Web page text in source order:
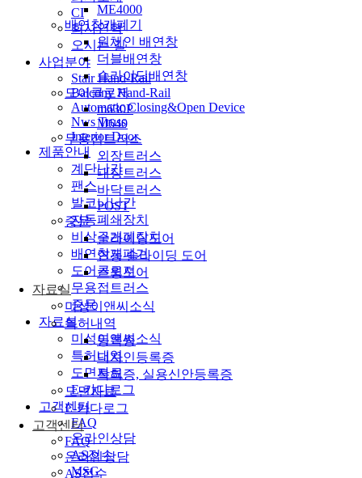
ME4000
배연창개폐기
원체인 배연창
더블배연창
슬라이딩배연창
도어클로저
m630P
M640
무용접트러스
외장트러스
내장트러스
바닥트러스
POST
중문
슬라이딩도어
연동 슬라이딩 도어
스윙도어
자료실
미성이앤씨소식
특허내역
등록증
디자인등록증
특허증, 실용신안등록증
도면자료
E-카다로그
고객센터
FAQ
온라인상담
AS접수
CI
회사연혁
오시는 길
사업분야
Stair Hand-Rail
Balcony Hand-Rail
Automatic Closing&Open Device
Nws Truss
Interior Door
제품안내
계단난간
팬스
발코니난간
자동폐쇄장치
비상구개폐장치
배연창개폐기
도어클로저
무용접트러스
중문
자료실
미성이앤씨소식
특허내역
도면자료
E-카다로그
고객센터
FAQ
온라인상담
AS접수
MSG